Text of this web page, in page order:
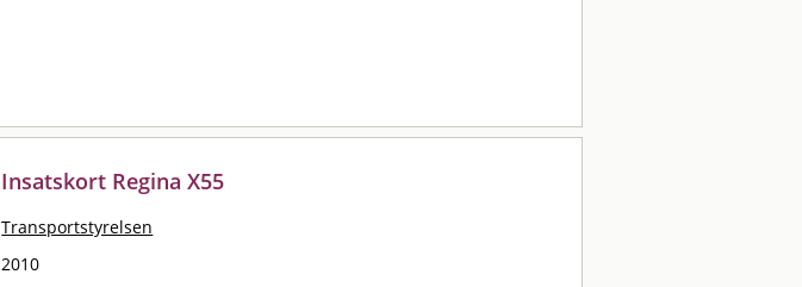
Insatskort Regina X55
Transportstyrelsen
2010